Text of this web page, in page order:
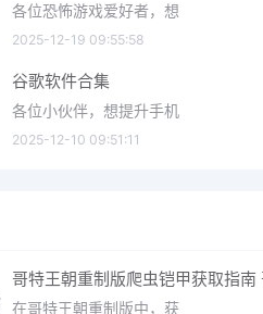
各位恐怖游戏爱好者，想
2025-12-19 09:55:58
谷歌软件合集
各位小伙伴，想提升手机
2025-12-10 09:51:11
在哥特王朝重制版中，获